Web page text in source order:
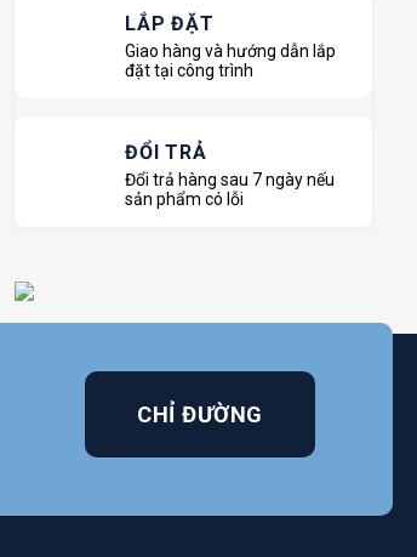
LẮP ĐẶT
Giao hàng và hướng dẫn lắp
đặt tại công trình
ĐỔI TRẢ
Đổi trả hàng sau 7 ngày nếu
sản phẩm có lỗi
CHỈ ĐƯỜNG